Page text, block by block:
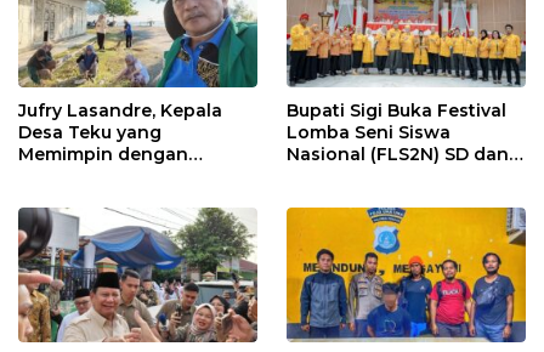
Jufry Lasandre, Kepala
Desa Teku yang
Memimpin dengan
Bupati Sigi Buka Festival
Lomba Seni Siswa
Nasional (FLS2N) SD dan